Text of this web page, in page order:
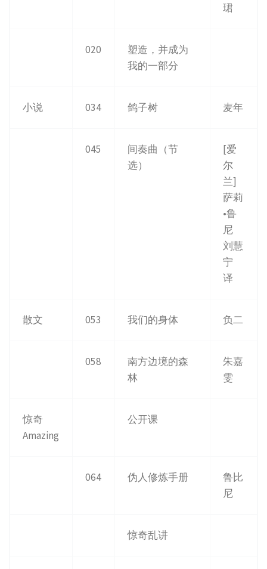
珺
020
塑造，并成为
我的一部分
小说 034 鸽子树 麦年
045
间奏曲（节
选）
[爱
尔
兰]
萨莉
•鲁
尼
刘慧
宁
译
散文 053 我们的身体 负二
058
南方边境的森
林
朱嘉
雯
惊奇
Amazing
公开课
064 伪人修炼手册
鲁比
尼
惊奇乱讲